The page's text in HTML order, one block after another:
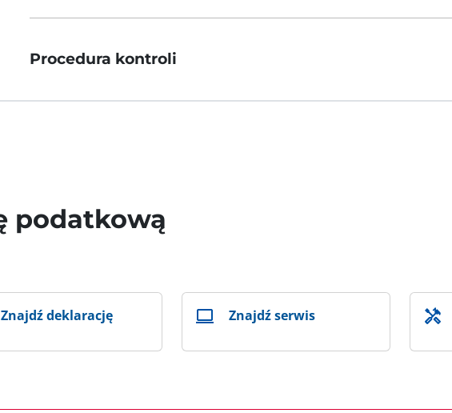
Procedura kontroli
podatkową
Znajdź deklarację Znajdź serwis